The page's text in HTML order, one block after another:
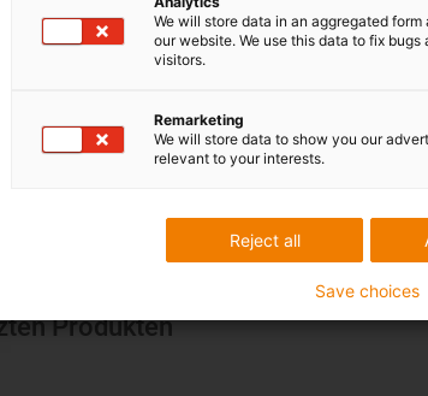
Produkten
We will store data in an aggregated
our website. We use this data to fix
visitors.
Remarketing
We will store data to show you our
relevant to your interests.
Reject all
Save choices